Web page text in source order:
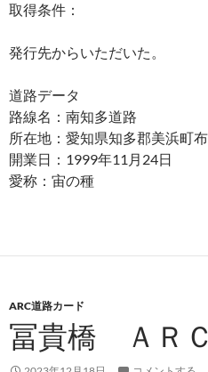
取得条件：
発行先からいただいた。
道路データ
路線名：南知多道路
所在地：愛知県知多郡美浜町
開業日：1999年11月24日
愛称：宙の種
ARC道路カード
冨貴橋 ＡＲ